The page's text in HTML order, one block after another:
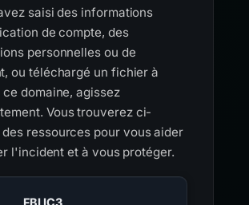
saisi des informations
de compte, des
personnelles ou de
ou téléchargé un fichier à
domaine, agissez
Vous trouverez ci-
des ressources pour vous aider
l'incident et à vous protéger.
FBI IC3